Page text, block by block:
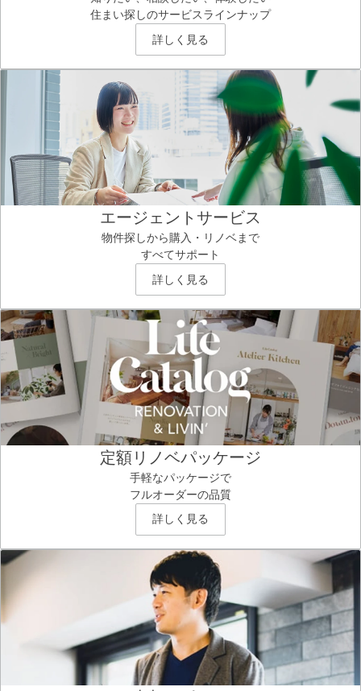
住まい探しのサービスラインナップ
詳しく見る
エージェントサービス
物件探しから購入・リノベまで
すべてサポート
詳しく見る
定額リノベパッケージ
手軽なパッケージで
フルオーダーの品質
詳しく見る